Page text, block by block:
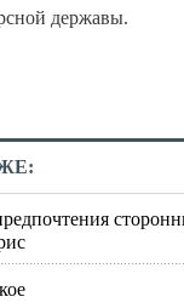
державы.